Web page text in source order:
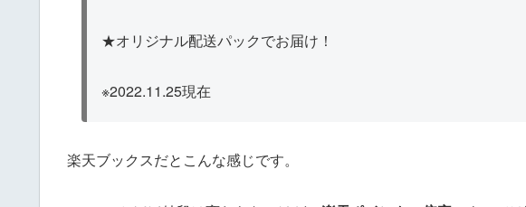
★オリジナル配送パックでお届け！
※2022.11.25現在
楽天ブックスだとこんな感じです。